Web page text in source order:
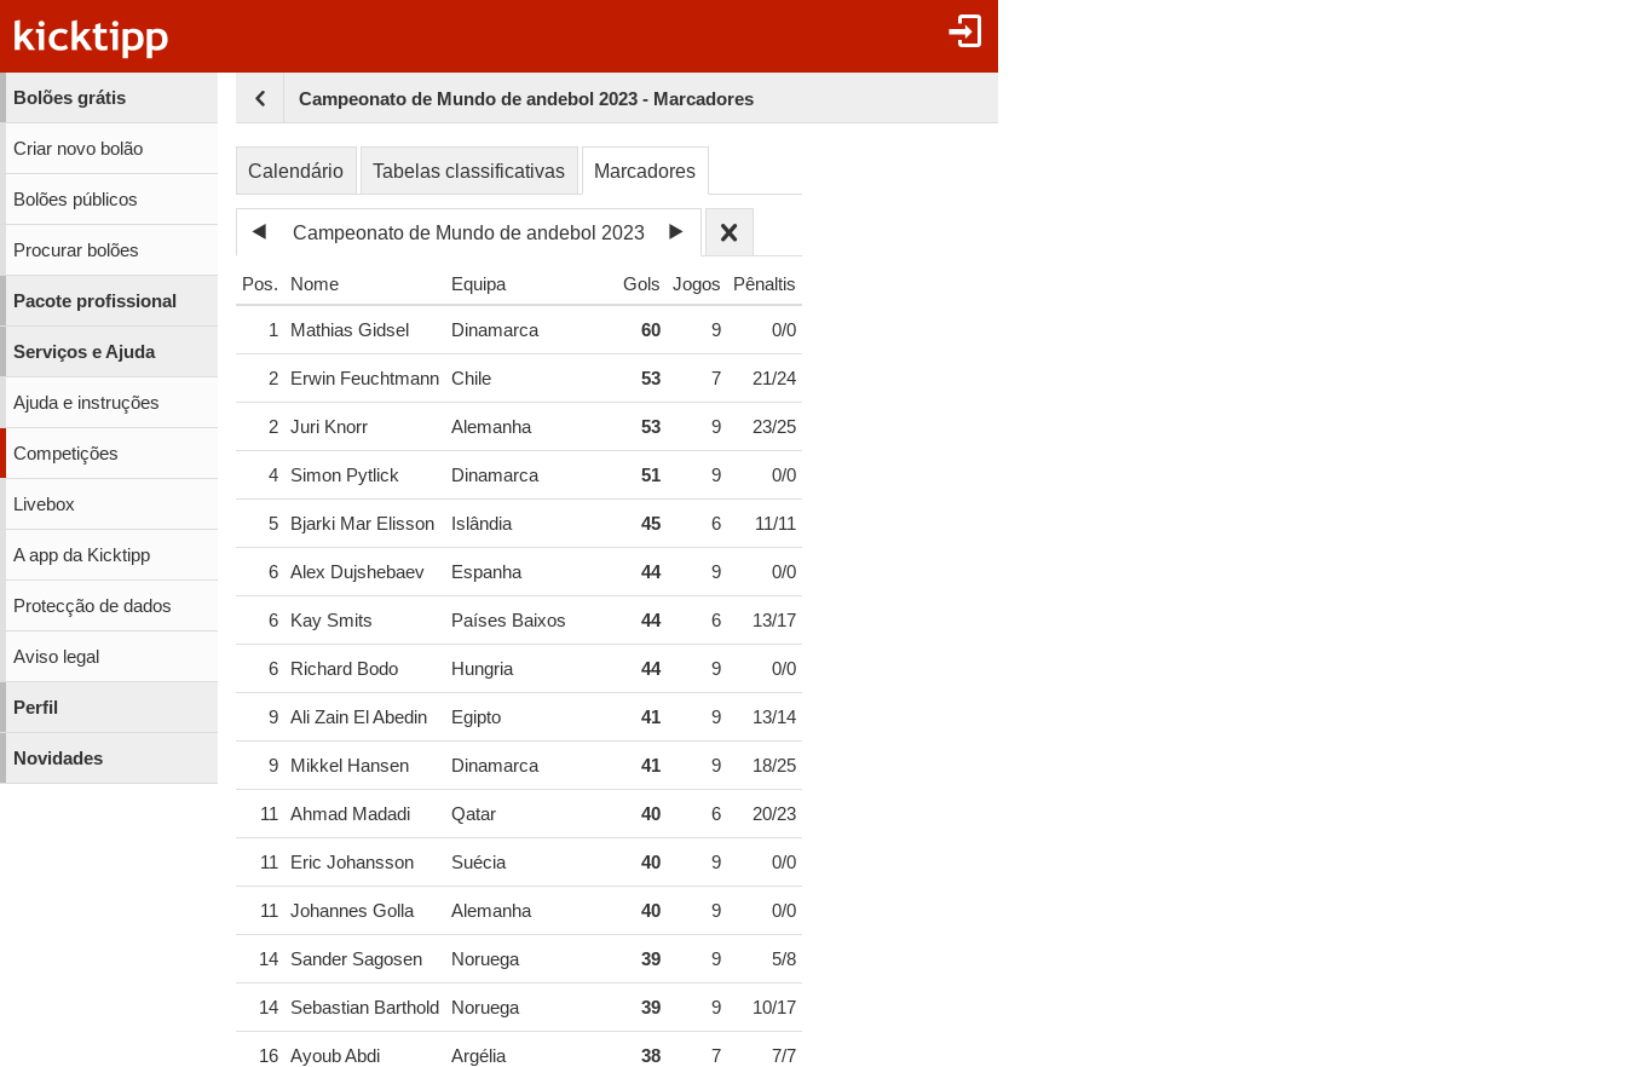
Bolões grátis
Criar novo bolão
Bolões públicos
Procurar bolões
Pacote profissional
Serviços e Ajuda
Ajuda e instruções
Competições
Livebox
A app da Kicktipp
Protecção de dados
Aviso legal
Perfil
Novidades
Campeonato de Mundo de andebol 2023 - Marcadores
Calendário Tabelas classificativas Marcadores
Campeonato de Mundo de andebol 2023
Pos. Nome Equipa Gols Jogos Pênaltis
1 Mathias Gidsel Dinamarca 60 9 0/0
2 Erwin Feuchtmann Chile 53 7 21/24
2 Juri Knorr Alemanha 53 9 23/25
4 Simon Pytlick Dinamarca 51 9 0/0
5 Bjarki Mar Elisson Islândia 45 6 11/11
6 Alex Dujshebaev Espanha 44 9 0/0
6 Kay Smits Países Baixos 44 6 13/17
6 Richard Bodo Hungria 44 9 0/0
9 Ali Zain El Abedin Egipto 41 9 13/14
9 Mikkel Hansen Dinamarca 41 9 18/25
11 Ahmad Madadi Qatar 40 6 20/23
11 Eric Johansson Suécia 40 9 0/0
11 Johannes Golla Alemanha 40 9 0/0
14 Sander Sagosen Noruega 39 9 5/8
14 Sebastian Barthold Noruega 39 9 10/17
16 Ayoub Abdi Argélia 38 7 7/7